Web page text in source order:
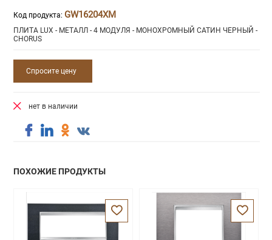
Код продукта: GW16204XM
ПЛИТА LUX - МЕТАЛЛ - 4 МОДУЛЯ - МОНОХРОМНЫЙ САТИН ЧЕРНЫЙ -
CHORUS
Спросите цену
нет в наличии
ПОХОЖИЕ ПРОДУКТЫ